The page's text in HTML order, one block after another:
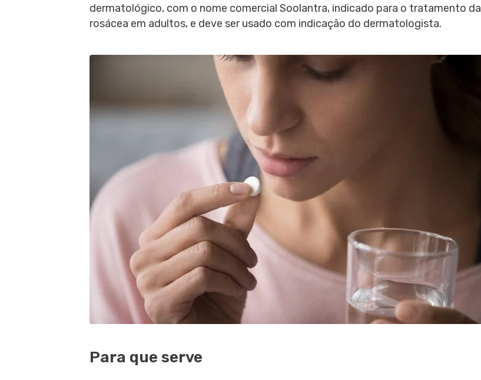
dermatológico, com o nome comercial Soolantra, indicado para o tratamento da
rosácea em adultos, e deve ser usado com indicação do dermatologista.
Para que serve